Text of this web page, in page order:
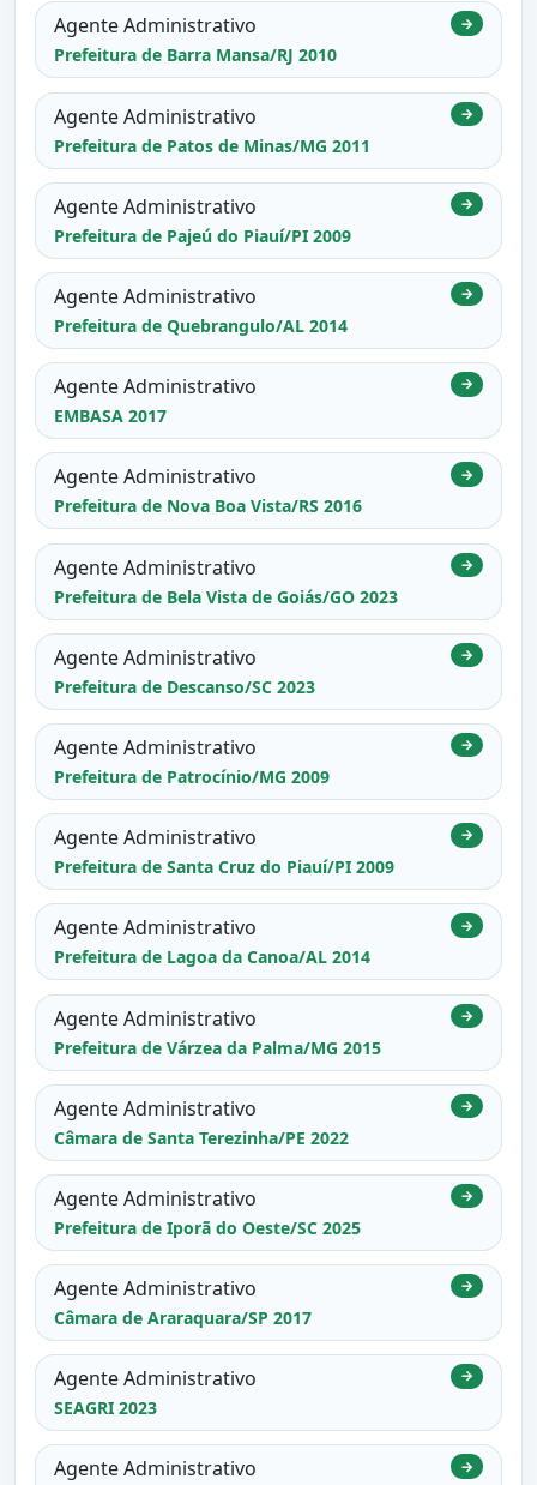
Agente Administrativo
Prefeitura de Barra Mansa/RJ 2010
→
Agente Administrativo
Prefeitura de Patos de Minas/MG 2011
→
Agente Administrativo
Prefeitura de Pajeú do Piauí/PI 2009
→
Agente Administrativo
Prefeitura de Quebrangulo/AL 2014
→
Agente Administrativo
EMBASA 2017
→
Agente Administrativo
Prefeitura de Nova Boa Vista/RS 2016
→
Agente Administrativo
Prefeitura de Bela Vista de Goiás/GO 2023
→
Agente Administrativo
Prefeitura de Descanso/SC 2023
→
Agente Administrativo
Prefeitura de Patrocínio/MG 2009
→
Agente Administrativo
Prefeitura de Santa Cruz do Piauí/PI 2009
→
Agente Administrativo
Prefeitura de Lagoa da Canoa/AL 2014
→
Agente Administrativo
Prefeitura de Várzea da Palma/MG 2015
→
Agente Administrativo
Câmara de Santa Terezinha/PE 2022
→
Agente Administrativo
Prefeitura de Iporã do Oeste/SC 2025
→
Agente Administrativo
Câmara de Araraquara/SP 2017
→
Agente Administrativo
SEAGRI 2023
→
Agente Administrativo →